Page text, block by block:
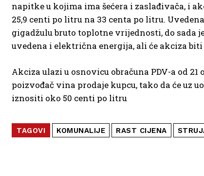
napitke u kojima ima šećera i zaslađivača, i
25,9 centi po litru na 33 centa po litru.
gigadžulu bruto toplotne vrijednosti, do sada
uvedena i električna energija, ali će akciza
Akciza ulazi u osnovicu obračuna PDV-a od
poizvođač vina prodaje kupcu, tako da će uz
iznositi oko 50 centi po litru
TAGOVI KOMUNALIJE RAST CIJENA